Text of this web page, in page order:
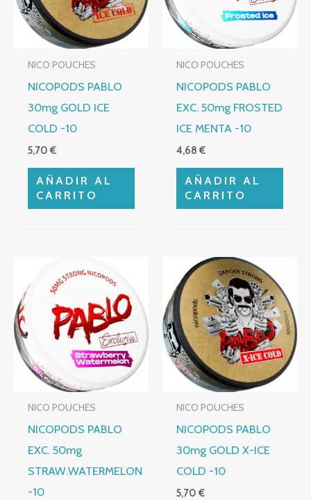
NICO POUCHES
NICOPODS PABLO
30mg GOLD ICE
COLD -10
5,70€
AÑADIR AL
CARRITO
NICO POUCHES
NICOPODS PABLO
EXC. 50mg FROSTED
ICE MENTA -10
4,68€
AÑADIR AL
CARRITO
NICO POUCHES
NICOPODS PABLO
EXC. 50mg
STRAW.WATERMELON
-10
NICO POUCHES
NICOPODS PABLO
30mg GOLD X-ICE
COLD -10
5,70€